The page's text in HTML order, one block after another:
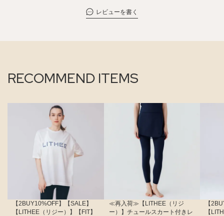
レビューを書く
RECOMMEND ITEMS
【2BUY10%OFF】【SALE】
【LITHEE（リジー）】【FIT】
≪再入荷≫【LITHEE（リジ
ー）】チュールスカート付きレ
【
【